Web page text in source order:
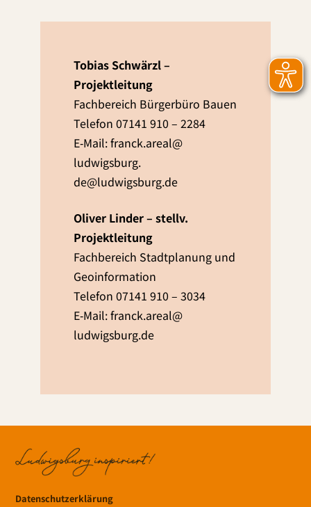
Tobias Schwärzl –
Projektleitung
Fachbereich Bürgerbüro Bauen
Telefon 07141 910 – 2284
E‑Mail: franck.​areal@​
ludwigsburg.​
de@ludwigsburg.de
Oliver Linder – stellv.
Projektleitung
Fachbereich Stadtplanung und
Geoinformation
Telefon 07141 910 – 3034
E‑Mail: franck.​areal@​
ludwigsburg.​de
Datenschutzerklärung